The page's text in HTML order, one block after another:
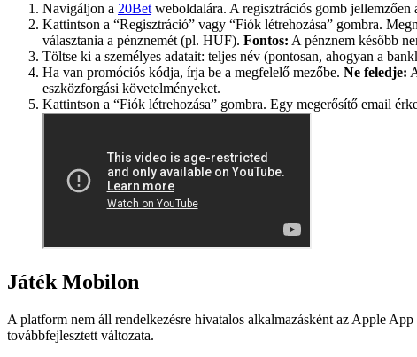
Navigáljon a 20Betweboldalára. A regisztrációs gomb
Kattintson a “Regisztráció” vagy “Fiók létrehozása” gombra.
választania a pénznemét (pl. HUF). Fontos: A pénznem később
Töltse ki a személyes adatait: teljes név (pontosan, ahogyan a
Ha van promóciós kódja, írja be a megfelelő mezőbe. Ne feledje:
eszközforgási követelményeket.
Kattintson a “Fiók létrehozása” gombra. Egy megerősítő email
Játék Mobilon
A platform nem áll rendelkezésre hivatalos alkalmazásként az Apple
továbbfejlesztett változata.